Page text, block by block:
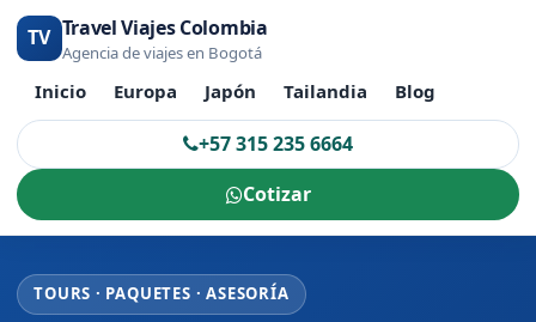
TV Travel Viajes Colombia
Agencia de viajes en Bogotá
Inicio Europa Japón Tailandia Blog
+57 315 235 6664
Cotizar
TOURS · PAQUETES · ASESORÍA